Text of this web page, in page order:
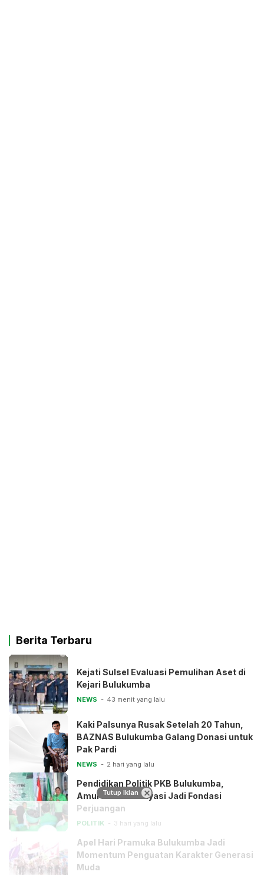
Berita Terbaru
Kejati Sulsel Evaluasi Pemulihan Aset di
Kejari Bulukumba
NEWS 43 menit yang lalu
Kaki Palsunya Rusak Setelah 20 Tahun,
BAZNAS Bulukumba Galang Donasi untuk
Pak Pardi
NEWS 2 hari yang lalu
Pendidikan Politik PKB Bulukumba,
Amure: Mabda Siyasi Jadi Fondasi
Perjuangan
POLITIK 3 hari yang lalu
Apel Hari Pramuka Bulukumba Jadi
Momentum Penguatan Karakter Generasi
Muda
Tutup Iklan